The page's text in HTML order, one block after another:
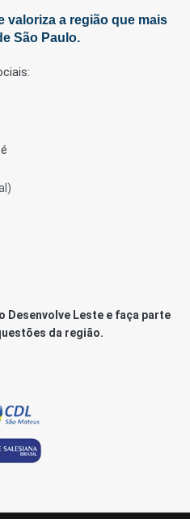
valoriza a região que mais
São Paulo.
Desenvolve Leste e faça parte
da região.